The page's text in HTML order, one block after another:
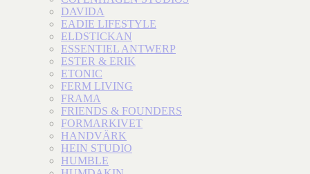
DAVIDA
EADIE LIFESTYLE
ELDSTICKAN
ESSENTIEL ANTWERP
ESTER & ERIK
ETONIC
FERM LIVING
FRAMA
FRIENDS & FOUNDERS
FORMARKIVET
HANDVÄRK
HEIN STUDIO
HUMBLE